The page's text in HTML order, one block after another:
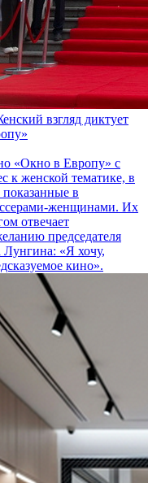
взгляд диктует
«Окно в Европу» с
к женской тематике, в
в
женщинами. Их
отвечает
председателя
«Я хочу,
кино».